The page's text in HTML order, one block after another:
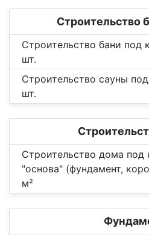
Строительство
Строительство бани под
шт.
Строительство сауны
шт.
Строительство дома под
"основа" (фундамент,
м²